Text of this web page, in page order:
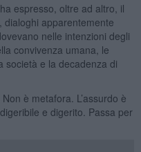
espresso, oltre ad altro, il
dialoghi apparentemente
nelle intenzioni degli
convivenza umana, le
società e la decadenza di
è metafora. L’assurdo è
e digerito. Passa per